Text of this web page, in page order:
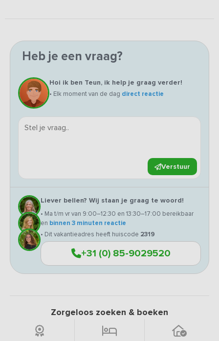
Heb je een vraag?
Hoi ik ben Teun, ik help je graag verder!
• Elk moment van de dag direct reactie
Verstuur
Liever bellen? Wij staan je graag te woord!
• Ma t/m vr van 9:00–12:30 en 13:30–17:00 bereikbaar
en binnen 3 minuten reactie
• Dit vakantieadres heeft huiscode 2319
+31 (0) 85-9029520
Zorgeloos zoeken & boeken